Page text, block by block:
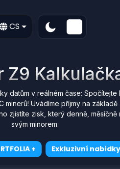
CS
Z9
datům v reálném čase: Spočítejte
minerů! Uvádíme příjmy na
zjistíte zisk, který denně,
svým minorem.
+ Exkluzivní nabídky